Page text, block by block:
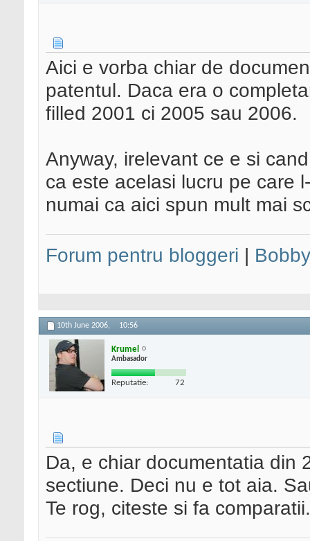
Aici e vorba chiar de
patentul. Daca era o
filled 2001 ci 2005 sau 2006.
Anyway, irelevant ce e si
ca este acelasi lucru pe care
numai ca aici spun mult mai
Forum pentru bloggeri |
10th June 2006, 10:56
Krumel
Ambasador
Reputatie: 72
Da, e chiar documentatia din
sectiune. Deci nu e tot aia.
Te rog, citeste si fa comparatii.